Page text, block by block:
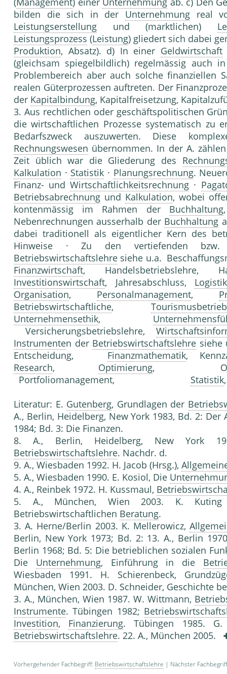
bilden die sich in der Unternehmung real
Leistungserstellung und (marktlichen)
Leistungsprozess (Leistung) gliedert sich dabei
Produktion, Absatz). d) In einer Geldwirtschaft
(gleichsam spiegelbildlich) regel­mässig auch
Problembereich aber auch solche finanziel­len
realen Güterprozessen auftreten. Der
der Kapitalbindung, Kapitalfreisetzung,
3. Aus rechtlichen oder geschäftspolitischen
die wirtschaftlichen Prozesse systematisch zu
Bedarfszweck auszuwerten. Diese
Rechnungswesen übernommen. In der A.
Zeit üblich war die Gliederung des
Kalkulation · Statistik · Planungsrechnung.
Finanz- undWirtschaftlichkeitsrechnung ·
Betriebsabrechnung und Kalkulation, wobei
kontenmässig im Rahmen der Buchhaltung
Nebenrechnungen ausserhalb der Buchhaltung
dabei traditionell als eigentlicher Kern des
Hinweise · Zu den vertiefenden bzw.
Betriebswirtschaftslehre siehe u.a.
Finanzwirtschaft, Handels­betriebslehre,
Investitionswirtschaft, Jahres­abschluss, Logistik
Organisation, Personalmanagement,
Betriebswirtschaftliche,
Unternehmensethik,
Versicherungsbetriebslehre,
Instrumenten der Betriebswirtschaftslehre
Entscheidung, Finanzmathematik,
Research, Optimierung,
Portfoliomanagement, Statistik
Literatur: E. Gutenberg, Grundlagen der
A., Ber­lin, Heidelberg, New York 1983, Bd. 2:
1984; Bd. 3: Die Finanzen.
8. A., Berlin, Heidelberg, New York
Betriebswirtschaftslehre. Nachdr. d.
9. A., Wiesbaden 1992. H. Jacob (Hrsg.),
5. A., Wiesbaden 1990. E. Kosiol, Die
4. A., Reinbek 1972. H. Kussmaul,
5. A., München, Wien 2003. K. Kuting
Betriebswirtschaftlichen Beratung.
3. A. Her­ne/Berlin 2003. K. Mellerowicz,
Berlin, New York 1973; Bd. 2: 13. A., Berlin
Berlin 1968; Bd. 5: Die be­trieblichen sozialen
Die Unternehmung, Einführung in die
Wiesbaden 1991. H. Schierenbeck,
München, Wien 2003. D. Schneider, Geschichte
3. A., München, Wien 1987. W. Wittmann,
Instrumente. Tübingen 1982;
Investition, Finanzierung. Tübingen 1985.
Betriebswirtschaftslehre. 22. A., München 2005.
Vorhergehender Fachbegriff: Betriebswirtschaftslehre | Nächster